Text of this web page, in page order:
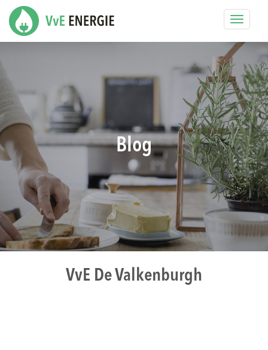
Toggle
Blog
VvE De Valkenburgh